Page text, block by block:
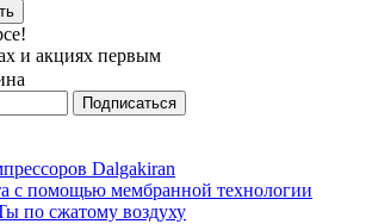
и акциях первым
Dalgakiran
с помощью мембранной технологии
по сжатому воздуху